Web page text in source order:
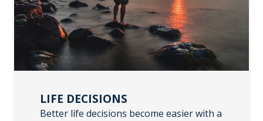
LIFE DECISIONS
Better life decisions become easier with a